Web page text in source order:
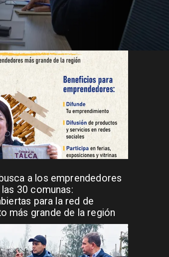
a los emprendedores
30 comunas:
para la red de
más grande de la región